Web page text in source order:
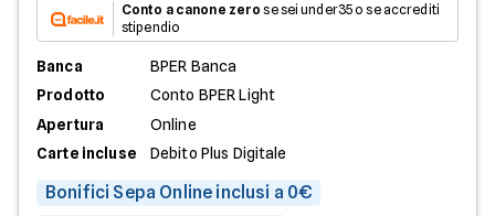
Conto a canone zero se sei under35 o se accrediti
stipendio
Banca
BPER Banca
Prodotto
Conto BPER Light
Apertura
Online
Carte incluse
Debito Plus Digitale
Bonifici Sepa Online inclusi a 0€